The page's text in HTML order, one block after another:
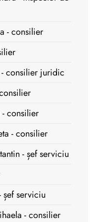
- consilier
- consilier juridic
consilier
- consilier
- șef serviciu
șef serviciu
- consilier